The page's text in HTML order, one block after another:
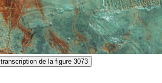
transcription de la figure 3073